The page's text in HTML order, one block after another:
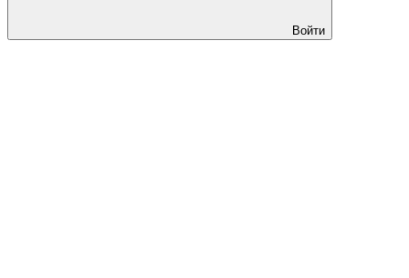
Войти